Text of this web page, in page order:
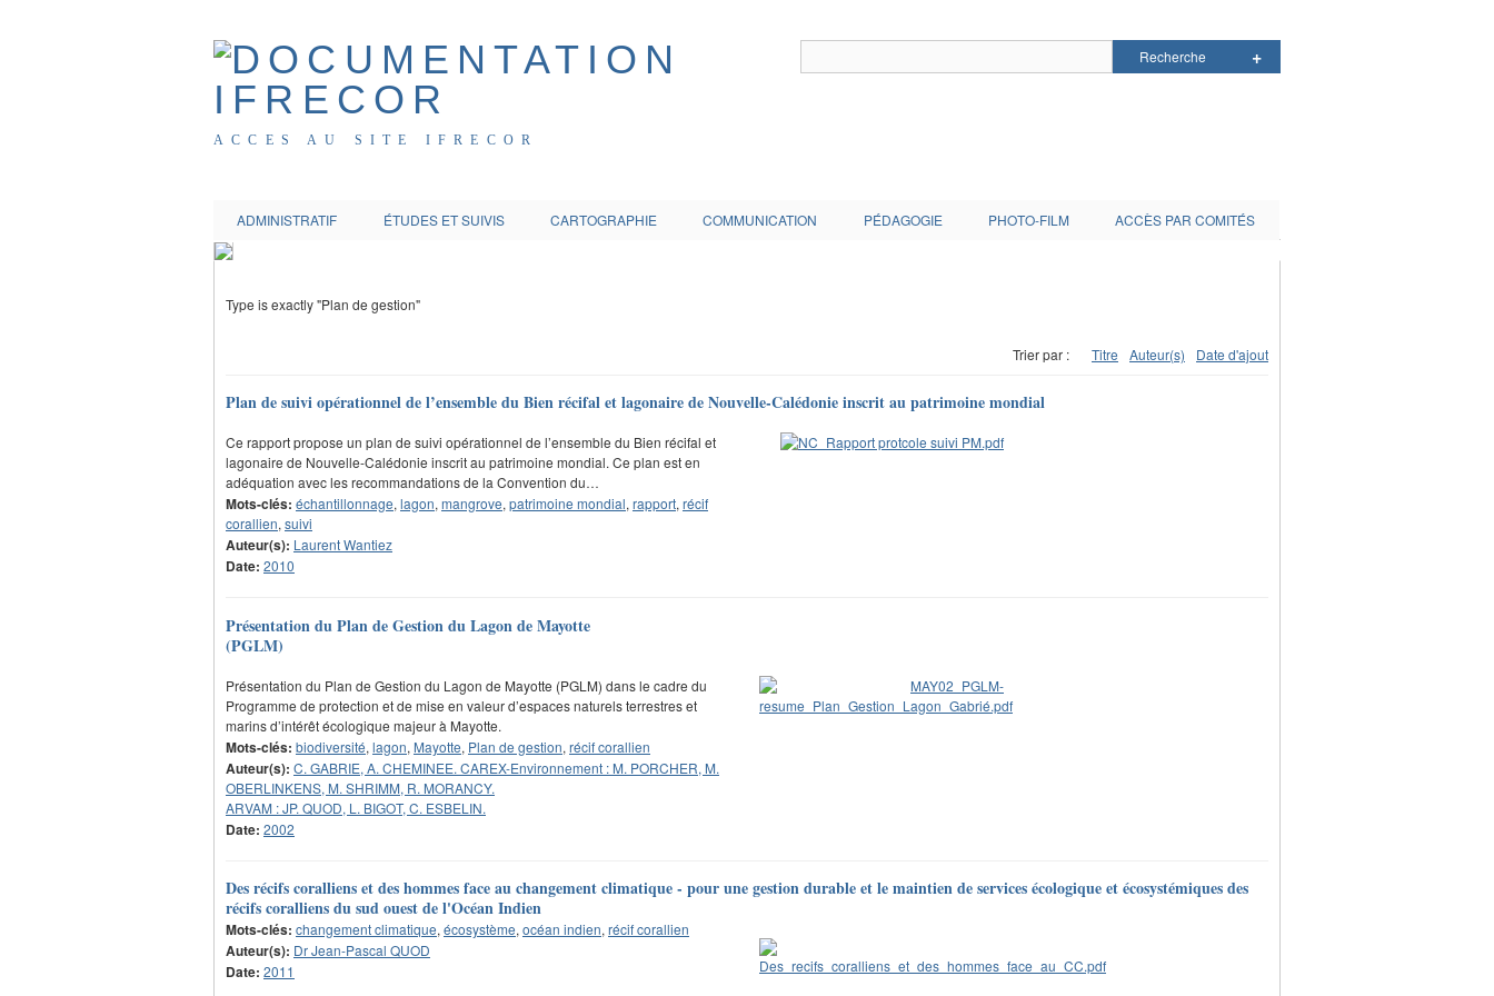
ACCES AU SITE IFRECOR
ADMINISTRATIF ÉTUDES ET SUIVIS CARTOGRAPHIE COMMUNICATION PÉDAGOGIE PHOTO-FILM ACCÈS PAR COMITÉS
Type is exactly "Plan de gestion"
Trier par : Titre Auteur(s) Date d'ajout
Plan de suivi opérationnel de l’ensemble du Bien récifal et lagonaire de Nouvelle-Calédonie inscrit au patrimoine mondial
Ce rapport propose un plan de suivi opérationnel de l’ensemble du Bien récifal et
lagonaire de Nouvelle-Calédonie inscrit au patrimoine mondial. Ce plan est en
adéquation avec les recommandations de la Convention du…
Mots-clés: échantillonnage, lagon, mangrove, patrimoine mondial, rapport, récif
corallien, suivi
Auteur(s): Laurent Wantiez
Date: 2010
Présentation du Plan de Gestion du Lagon de Mayotte
(PGLM)
Présentation du Plan de Gestion du Lagon de Mayotte (PGLM) dans le cadre du
Programme de protection et de mise en valeur d’espaces naturels terrestres et
marins d’intérêt écologique majeur à Mayotte.
Mots-clés: biodiversité, lagon, Mayotte, Plan de gestion, récif corallien
Auteur(s): C. GABRIE, A. CHEMINEE. CAREX-Environnement : M. PORCHER, M.
OBERLINKENS, M. SHRIMM, R. MORANCY.
ARVAM : JP. QUOD, L. BIGOT, C. ESBELIN.
Date: 2002
Des récifs coralliens et des hommes face au changement climatique - pour une gestion durable et le maintien de services écologique et écosystémiques des
récifs coralliens du sud ouest de l'Océan Indien
Mots-clés: changement climatique, écosystème, océan indien, récif corallien
Auteur(s): Dr Jean-Pascal QUOD
Date: 2011